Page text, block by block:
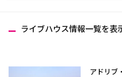
ランプーン
ス
ライブハウス情報一覧を表
アドリブ